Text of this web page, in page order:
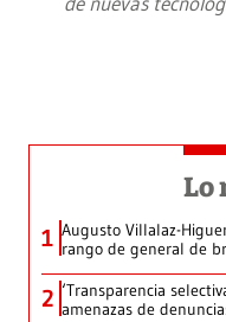
Lo
1 Augusto Villalaz-
rango de general de
2 ‘Transparencia
amenazas de